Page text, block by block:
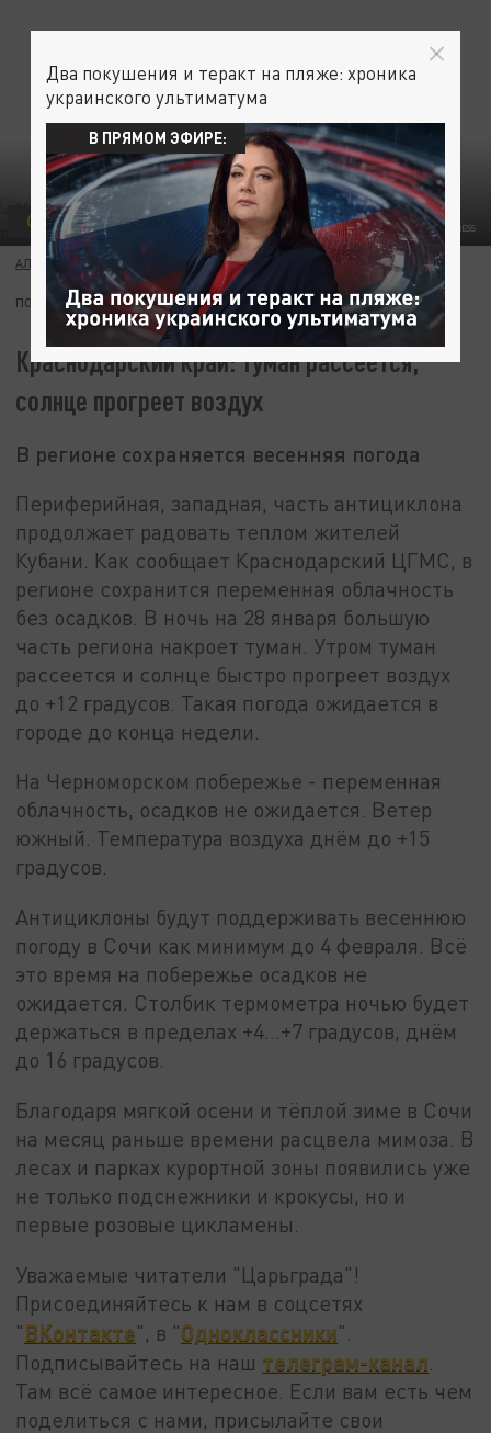
KONSTANTIN KOKOSHKIN/GLOBAL LOOK PRESS/GLOBALLOOKPRESS
ОБЩЕСТВО
АЛЛА БАРАНОВА 28 ЯНВАРЯ 05:31
ПОДПИШИТЕСЬ:
Краснодарский край: туман рассеется,
солнце прогреет воздух
В регионе сохраняется весенняя погода
Периферийная, западная, часть антициклона
продолжает радовать теплом жителей
Кубани. Как сообщает Краснодарский ЦГМС, в
регионе сохранится переменная облачность
без осадков. В ночь на 28 января большую
часть региона накроет туман. Утром туман
рассеется и солнце быстро прогреет воздух
до +12 градусов. Такая погода ожидается в
городе до конца недели.
На Черноморском побережье - переменная
облачность, осадков не ожидается. Ветер
южный. Температура воздуха днём до +15
градусов.
Антициклоны будут поддерживать весеннюю
погоду в Сочи как минимум до 4 февраля. Всё
это время на побережье осадков не
ожидается. Столбик термометра ночью будет
держаться в пределах +4...+7 градусов, днём
до 16 градусов.
Благодаря мягкой осени и тёплой зиме в Сочи
на месяц раньше времени расцвела мимоза. В
лесах и парках курортной зоны появились уже
не только подснежники и крокусы, но и
первые розовые цикламены.
Уважаемые читатели "Царьграда"!
Присоединяйтесь к нам в соцсетях
"ВКонтакте", в "Одноклассники".
Подписывайтесь на наш телеграм-канал
Там всё самое интересное. Если вам есть чем
поделиться с нами, присылайте свои
Два покушения и теракт на пляже: хроника
украинского ультиматума
В ПРЯМОМ ЭФИРЕ: